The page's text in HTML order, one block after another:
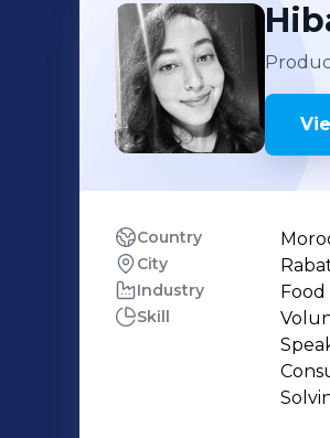
Country
City
Industry
Skill